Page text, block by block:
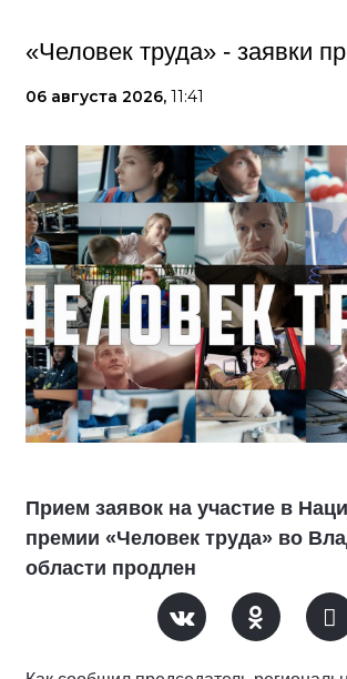
«Человек труда» - заявки
06 августа 2026, 11:41
Прием заявок на участие в
премии «Человек труда» во
области продлен